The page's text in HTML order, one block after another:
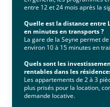
entre 12 et 24 mois après la
Quelle est la distance entre
en minutes en transports ?
La gare de la Seyne permet
environ 10 à 15 minutes en
Quels sont les
rentables dans les
Les appartements de 2 à 3
plus prisés pour la location,
demande locative.